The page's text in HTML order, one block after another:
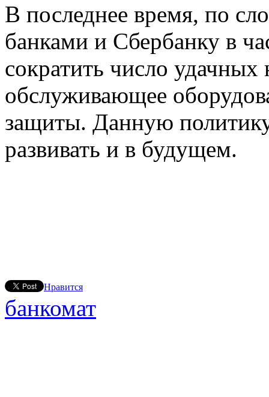
В последнее время, по
банками и Сбербанку в
сократить число удачных
обслуживающее
защиты. Данную
развивать и в будущем.
Нравится
банкомат